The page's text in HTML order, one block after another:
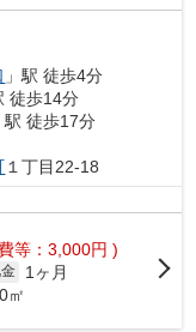
」駅 徒歩4分
徒歩14分
駅 徒歩17分
１丁目22-18
等：3,000円 )
1ヶ月
㎡